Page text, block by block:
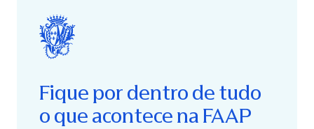
Fique por dentro de tudo
o que acontece na FAAP